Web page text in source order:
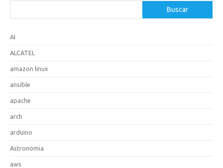
Buscar
AI
ALCATEL
amazon linux
ansible
apache
arch
arduino
Astronomia
aws